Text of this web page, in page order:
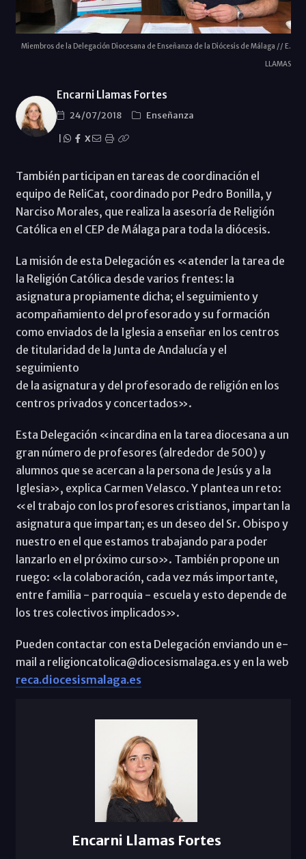
Miembros de la Delegación Diocesana de Enseñanza de la Diócesis de Málaga // E.
LLAMAS
Encarni Llamas Fortes
24/07/2018
Enseñanza
X
También participan en tareas de coordinación el
equipo de ReliCat, coordinado por Pedro Bonilla, y
Narciso Morales, que realiza la asesoría de Religión
Católica en el CEP de Málaga para toda la diócesis.
La misión de esta Delegación es «atender la tarea de
la Religión Católica desde varios frentes: la
asignatura propiamente dicha; el seguimiento y
acompañamiento del profesorado y su formación
como enviados de la Iglesia a enseñar en los centros
de titularidad de la Junta de Andalucía y el
seguimiento
de la asignatura y del profesorado de religión en los
centros privados y concertados».
Esta Delegación «incardina en la tarea diocesana a un
gran número de profesores (alrededor de 500) y
alumnos que se acercan a la persona de Jesús y a la
Iglesia», explica Carmen Velasco. Y plantea un reto:
«el trabajo con los profesores cristianos, impartan la
asignatura que impartan; es un deseo del Sr. Obispo y
nuestro en el que estamos trabajando para poder
lanzarlo en el próximo curso». También propone un
ruego: «la colaboración, cada vez más importante,
entre familia - parroquia - escuela y esto depende de
los tres colectivos implicados».
Pueden contactar con esta Delegación enviando un e-
mail a religioncatolica@diocesismalaga.es y en la web
reca.diocesismalaga.es
Encarni Llamas Fortes